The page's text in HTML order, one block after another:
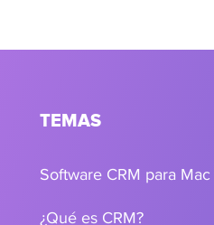
TEMAS
Software CRM para Mac
¿Qué es CRM?